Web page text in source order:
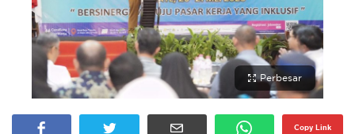
Perbesar
Copy Link